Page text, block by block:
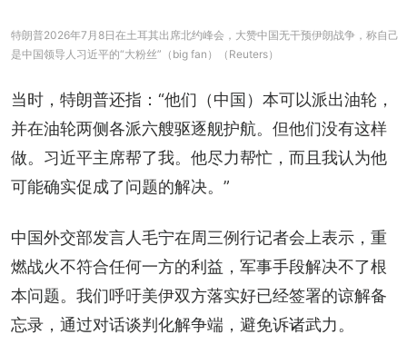
特朗普2026年7月8日在土耳其出席北约峰会，大赞中国无干预伊朗战争，称自己
是中国领导人习近平的“大粉丝”（big fan）（Reuters）
当时，特朗普还指：“他们（中国）本可以派出油轮，
并在油轮两侧各派六艘驱逐舰护航。但他们没有这样
做。习近平主席帮了我。他尽力帮忙，而且我认为他
可能确实促成了问题的解决。”
中国外交部发言人毛宁在周三例行记者会上表示，重
燃战火不符合任何一方的利益，军事手段解决不了根
本问题。我们呼吁美伊双方落实好已经签署的谅解备
忘录，通过对话谈判化解争端，避免诉诸武力。